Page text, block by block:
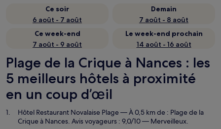
Ce soir
6 août - 7 août
Demain
7 août - 8 août
Ce week-end
7 août - 9 août
Le week-end prochain
14 août - 16 août
Plage de la Crique à Nances : les
5 meilleurs hôtels à proximité
en un coup d’œil
Hôtel Restaurant Novalaise Plage— À 0,5 km de : Plage de la
Crique à Nances. Avis voyageurs : 9,0/10 — Merveilleux.